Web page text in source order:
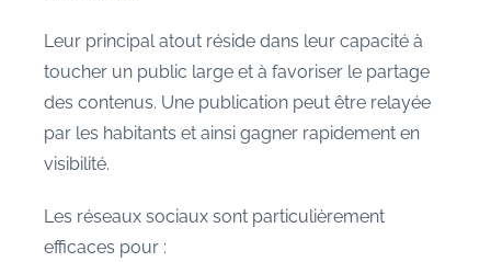
Leur principal atout réside dans leur capacité à
toucher un public large et à favoriser le partage
des contenus. Une publication peut être relayée
par les habitants et ainsi gagner rapidement en
visibilité.
Les réseaux sociaux sont particulièrement
efficaces pour :